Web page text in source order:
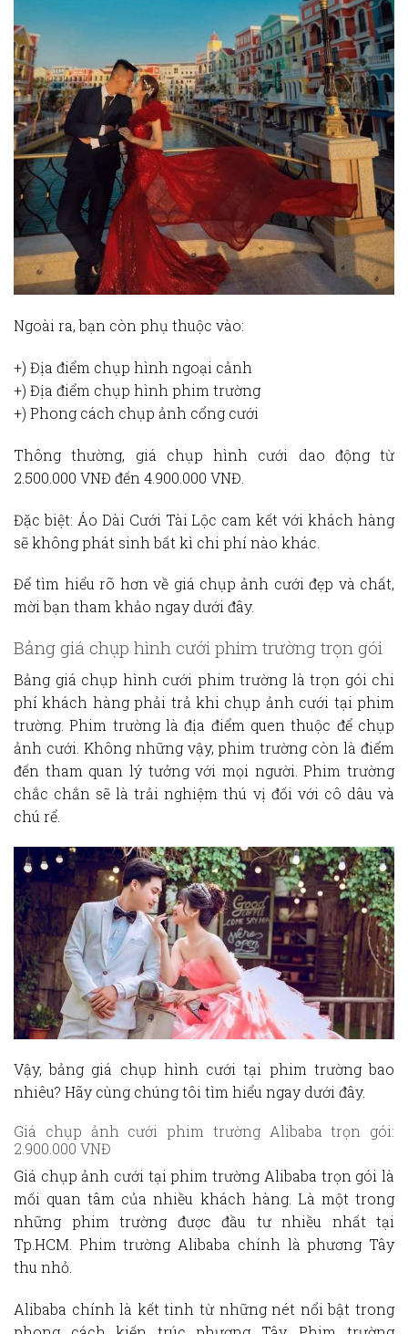
Ngoài ra, bạn còn phụ thuộc vào:
+) Địa điểm chụp hình ngoại cảnh
+) Địa điểm chụp hình phim trường
+) Phong cách chụp ảnh cổng cưới
Thông thường, giá chụp hình cưới dao động từ
2.500.000 VNĐ đến 4.900.000 VNĐ.
Đặc biệt: Áo Dài Cưới Tài Lộc cam kết với khách hàng
sẽ không phát sinh bất kì chi phí nào khác.
Để tìm hiểu rõ hơn về giá chụp ảnh cưới đẹp và chất,
mời bạn tham khảo ngay dưới đây.
Bảng giá chụp hình cưới phim trường trọn gói
Bảng giá chụp hình cưới phim trường là trọn gói chi
phí khách hàng phải trả khi chụp ảnh cưới tại phim
trường. Phim trường là địa điểm quen thuộc để chụp
ảnh cưới. Không những vậy, phim trường còn là điểm
đến tham quan lý tưởng với mọi người. Phim trường
chắc chắn sẽ là trải nghiệm thú vị đối với cô dâu và
chú rể.
Vậy,bảng giá chụp hình cưới tại phim trường bao
nhiêu? Hãy cùng chúng tôi tìm hiểu ngay dưới đây.
Giá chụp ảnh cưới phim trường Alibaba trọn gói:
2.900.000 VNĐ
Giá chụp ảnh cưới tại phim trường Alibaba trọn gói là
mối quan tâm của nhiều khách hàng. Là một trong
những phim trường được đầu tư nhiều nhất tại
Tp.HCM. Phim trường Alibaba chính là phương Tây
thu nhỏ.
Alibaba chính là kết tinh từ những nét nổi bật trong